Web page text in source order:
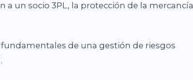
a un socio 3PL, la protección de la mercancía
de una gestión de riesgos